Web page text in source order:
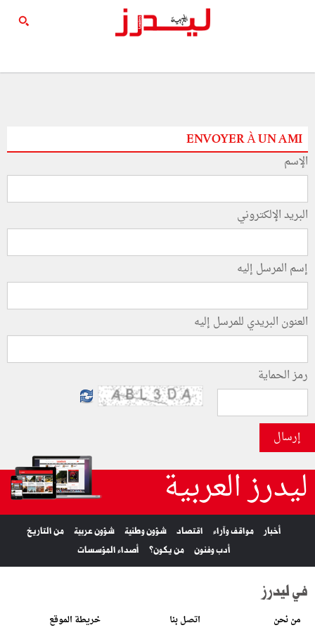
ENVOYER À UN AMI
الإسم
البريد الإلكتروني
إسم المرسل إليه
العنون البريدي للمرسل إليه
رمز الحماية
إرسال
ليدرز العربية
أخبار مواقف وآراء اقتصاد شؤون وطنية شؤون عربية
من التاريخ
أدب وفنون
من يكون؟ أصداء المؤسسات
في ليدرز
من نحن اتصل بنا خريطة الموقع